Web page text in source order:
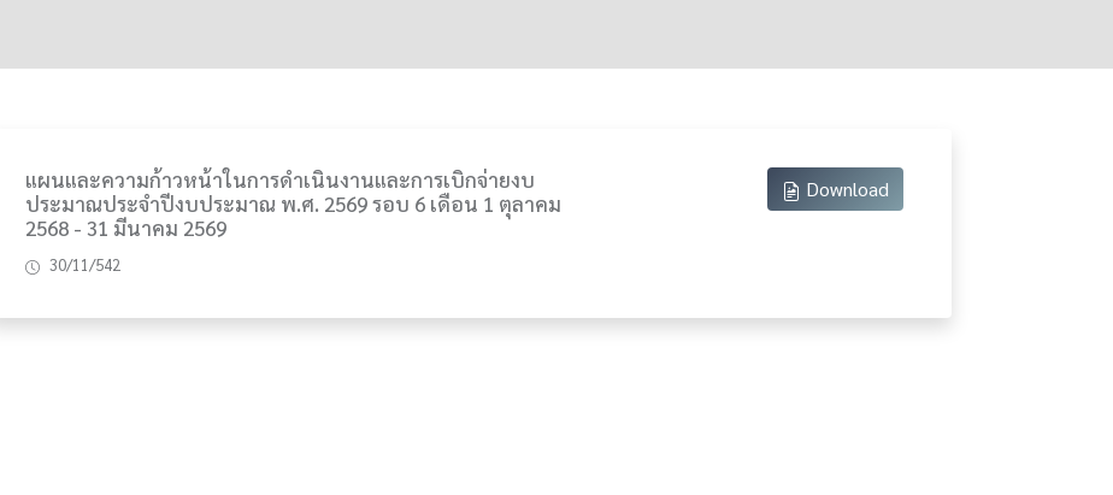
แผนและความก้าวหน้าในการดำเนินงานและการเบิกจ่ายงบ
ประมาณประจำปีงบประมาณ พ.ศ. 2569 รอบ 6 เดือน 1 ตุลาคม
2568 - 31 มีนาคม 2569
30/11/542
Download